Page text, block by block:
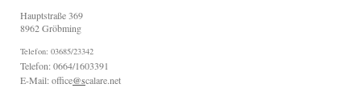
Hauptstraße369
8962Gröbming
Telefon: 03685/23342
Telefon: 0664/1603391
E-Mail: office@scalare.net